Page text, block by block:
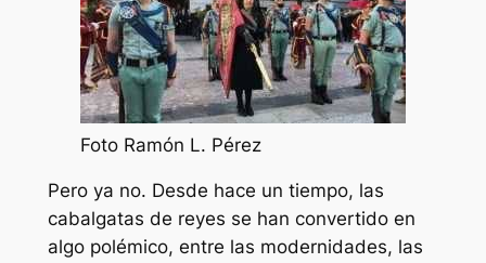
Foto Ramón L. Pérez
Pero ya no. Desde hace un tiempo, las
cabalgatas de reyes se han convertido en
algo polémico, entre las modernidades, las